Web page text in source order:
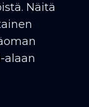
Näitä
alaan